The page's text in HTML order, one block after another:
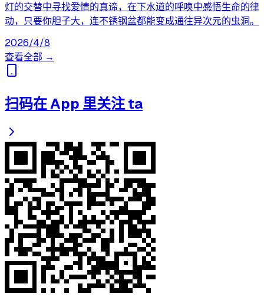
灯的交替中寻找爱情的真谛，在下水道的呼唤中感悟生命的律
动，只要你胆子大，连不锈钢盆都能变成通往异次元的虫洞。
2026/4/8
查看全部 →
扫码在 App 里关注 ta